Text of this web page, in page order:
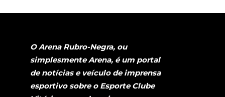
O Arena Rubro-Negra, ou
simplesmente Arena, é um portal
de notícias e veículo de imprensa
esportivo sobre o Esporte Clube